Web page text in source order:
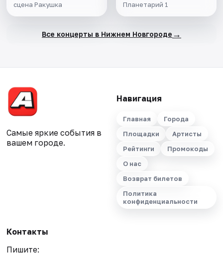
сцена Ракушка Планетарий 1
Все концерты в Нижнем Новгороде →
Самые яркие события в
вашем городе.
Навигация
Главная
Города
Площадки
Артисты
Рейтинги
Промокоды
О нас
Возврат билетов
Политика
конфиденциальности
Контакты
Пишите: